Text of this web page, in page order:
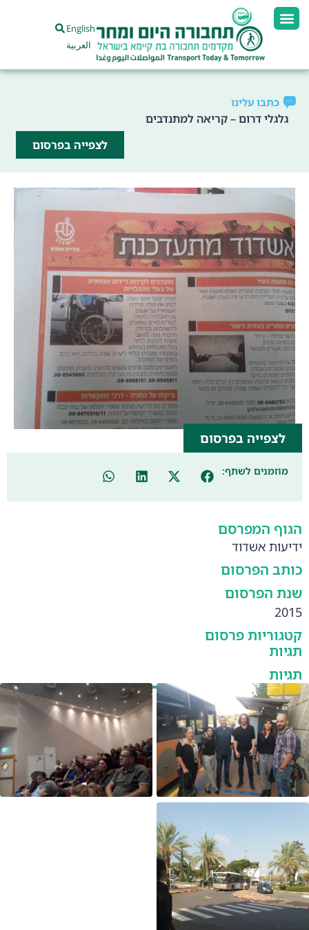
English
العربية
כתבו עלינו
גלגלי דרום – קריאה למתנדבים
לצפייה בפרסום
לצפייה בפרסום
מוזמנים לשתף:
הגוף המפרסם
ידיעות אשדוד
כותב הפרסום
שנת הפרסום
2015
קטגוריות פרסום
תגיות
תגיות